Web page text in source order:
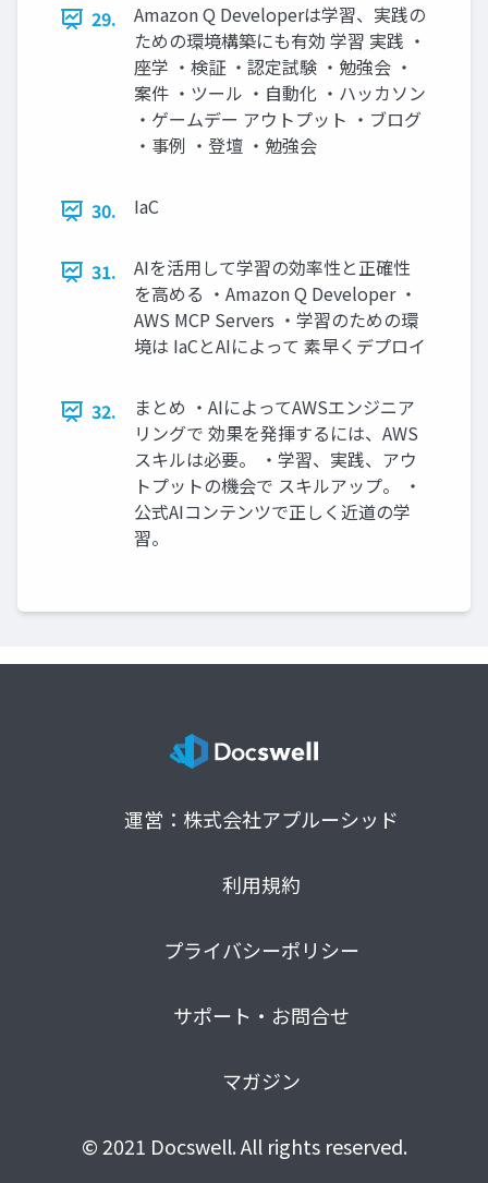
29.
Amazon Q Developerは学習、実践の
ための環境構築にも有効 学習 実践 ・
座学 ・検証 ・認定試験 ・勉強会 ・
案件 ・ツール ・自動化 ・ハッカソン
・ゲームデー アウトプット ・ブログ
・事例 ・登壇 ・勉強会
30. IaC
31.
AIを活用して学習の効率性と正確性
を高める ・Amazon Q Developer ・
AWS MCP Servers ・学習のための環
境は IaCとAIによって 素早くデプロイ
32.
まとめ ・AIによってAWSエンジニア
リングで 効果を発揮するには、AWS
スキルは必要。 ・学習、実践、アウ
トプットの機会で スキルアップ。 ・
公式AIコンテンツで正しく近道の学
習。
運営：株式会社アプルーシッド
利用規約
プライバシーポリシー
サポート・お問合せ
マガジン
© 2021 Docswell. All rights reserved.